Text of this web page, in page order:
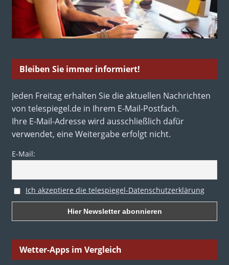
Bleiben Sie immer informiert!
Jeden Freitag erhalten Sie die aktuellen Nachrichten
von telespiegel.de in Ihrem E-Mail-Postfach.
Ihre E-Mail-Adresse wird ausschließlich dafür
verwendet, eine Weitergabe erfolgt nicht.
E-Mail:
Ich akzeptiere die telespiegel-Datenschutzerklärung
Wetter-Apps im Vergleich